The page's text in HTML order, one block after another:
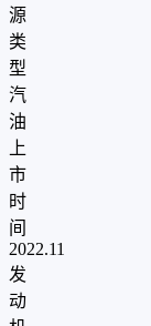
源
类
型
汽
油
上
市
时
间
2022.11
发
动